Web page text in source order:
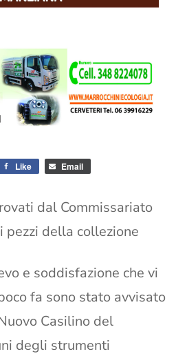
Like Email
dal Commissariato
pezzi della collezione
e soddisfazione che vi
fa sono stato avvisato
Casilino del
degli strumenti